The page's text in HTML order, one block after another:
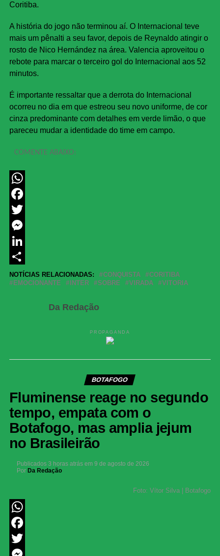
Coritiba.
A história do jogo não terminou aí. O Internacional teve
mais um pênalti a seu favor, depois de Reynaldo atingir o
rosto de Nico Hernández na área. Valencia aproveitou o
rebote para marcar o terceiro gol do Internacional aos 52
minutos.
É importante ressaltar que a derrota do Internacional
ocorreu no dia em que estreou seu novo uniforme, de cor
cinza predominante com detalhes em verde limão, o que
pareceu mudar a identidade do time em campo.
COMENTE ABAIXO:
WhatsApp
Facebook
Twitter
Messenger
LinkedIn
Share
NOTÍCIAS RELACIONADAS: CONQUISTA
CORITIBA
EMOCIONANTE
INTER SOBRE VIRADA VITORIA
Da Redação
PROPAGANDA
BOTAFOGO
Fluminense reage no segundo
tempo, empata com o
Botafogo, mas amplia jejum
no Brasileirão
Publicados 3 horas atrás em 9 de agosto de 2026
Por Da Redação
Foto: Vítor Silva | Botafogo
WhatsApp
Facebook
Twitter